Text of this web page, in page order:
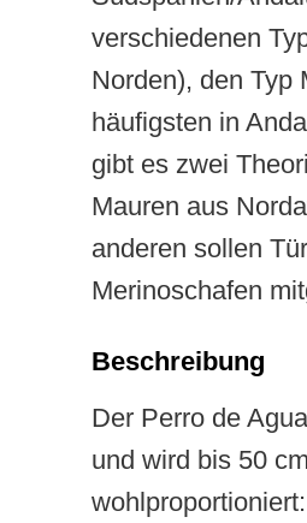
verschiedenen
Norden), den Typ
häufigsten in
gibt es zwei
Mauren aus
anderen sollen
Merinoschafen
Beschreibung
Der Perro de
und wird bis 50